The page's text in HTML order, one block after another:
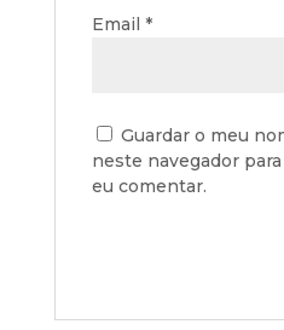
Email *
Guardar o meu
neste navegador
eu comentar.